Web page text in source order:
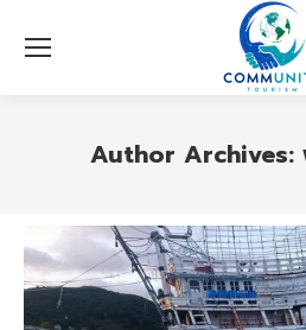
Author Archives: